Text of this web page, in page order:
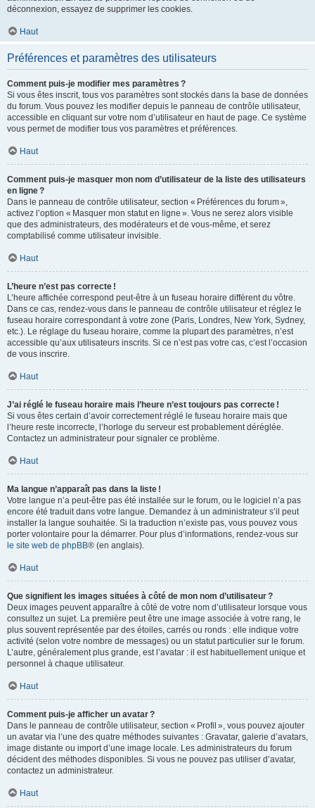
déconnexion, essayez de supprimer les cookies.
Haut
Préférences et paramètres des utilisateurs
Comment puis-je modifier mes paramètres ?
Si vous êtes inscrit, tous vos paramètres sont stockés dans la base de données
du forum. Vous pouvez les modifier depuis le panneau de contrôle utilisateur,
accessible en cliquant sur votre nom d’utilisateur en haut de page. Ce système
vous permet de modifier tous vos paramètres et préférences.
Haut
Comment puis-je masquer mon nom d’utilisateur de la liste des utilisateurs
en ligne ?
Dans le panneau de contrôle utilisateur, section « Préférences du forum »,
activez l’option « Masquer mon statut en ligne ». Vous ne serez alors visible
que des administrateurs, des modérateurs et de vous-même, et serez
comptabilisé comme utilisateur invisible.
Haut
L’heure n’est pas correcte !
L’heure affichée correspond peut-être à un fuseau horaire différent du vôtre.
Dans ce cas, rendez-vous dans le panneau de contrôle utilisateur et réglez le
fuseau horaire correspondant à votre zone (Paris, Londres, New York, Sydney,
etc.). Le réglage du fuseau horaire, comme la plupart des paramètres, n’est
accessible qu’aux utilisateurs inscrits. Si ce n’est pas votre cas, c’est l’occasion
de vous inscrire.
Haut
J’ai réglé le fuseau horaire mais l’heure n’est toujours pas correcte !
Si vous êtes certain d’avoir correctement réglé le fuseau horaire mais que
l’heure reste incorrecte, l’horloge du serveur est probablement déréglée.
Contactez un administrateur pour signaler ce problème.
Haut
Ma langue n’apparaît pas dans la liste !
Votre langue n’a peut-être pas été installée sur le forum, ou le logiciel n’a pas
encore été traduit dans votre langue. Demandez à un administrateur s’il peut
installer la langue souhaitée. Si la traduction n’existe pas, vous pouvez vous
porter volontaire pour la démarrer. Pour plus d’informations, rendez-vous sur
le site web de phpBB® (en anglais).
Haut
Que signifient les images situées à côté de mon nom d’utilisateur ?
Deux images peuvent apparaître à côté de votre nom d’utilisateur lorsque vous
consultez un sujet. La première peut être une image associée à votre rang, le
plus souvent représentée par des étoiles, carrés ou ronds : elle indique votre
activité (selon votre nombre de messages) ou un statut particulier sur le forum.
L’autre, généralement plus grande, est l’avatar : il est habituellement unique et
personnel à chaque utilisateur.
Haut
Comment puis-je afficher un avatar ?
Dans le panneau de contrôle utilisateur, section « Profil », vous pouvez ajouter
un avatar via l’une des quatre méthodes suivantes : Gravatar, galerie d’avatars,
image distante ou import d’une image locale. Les administrateurs du forum
décident des méthodes disponibles. Si vous ne pouvez pas utiliser d’avatar,
contactez un administrateur.
Haut